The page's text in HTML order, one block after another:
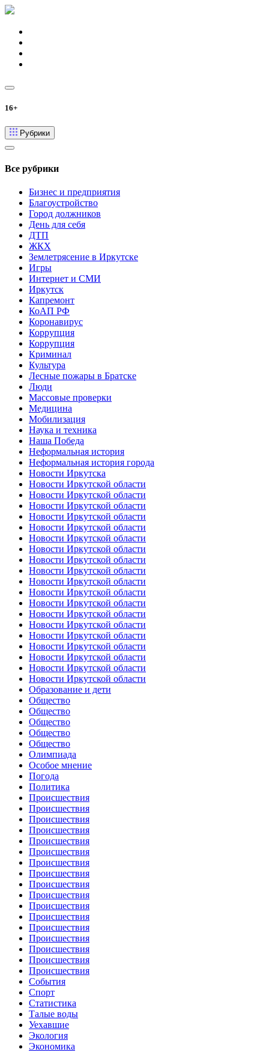
16+
Рубрики
Все рубрики
Бизнес и предприятия
Благоустройство
Город должников
День для себя
ДТП
ЖКХ
Землетрясение в Иркутске
Игры
Интернет и СМИ
Иркутск
Капремонт
КоАП РФ
Коронавирус
Коррупция
Коррупция
Криминал
Культура
Лесные пожары в Братске
Люди
Массовые проверки
Медицина
Мобилизация
Наука и техника
Наша Победа
Неформальная история
Неформальная история города
Новости Иркутска
Новости Иркутской области
Новости Иркутской области
Новости Иркутской области
Новости Иркутской области
Новости Иркутской области
Новости Иркутской области
Новости Иркутской области
Новости Иркутской области
Новости Иркутской области
Новости Иркутской области
Новости Иркутской области
Новости Иркутской области
Новости Иркутской области
Новости Иркутской области
Новости Иркутской области
Новости Иркутской области
Новости Иркутской области
Новости Иркутской области
Новости Иркутской области
Образование и дети
Общество
Общество
Общество
Общество
Общество
Олимпиада
Особое мнение
Погода
Политика
Происшествия
Происшествия
Происшествия
Происшествия
Происшествия
Происшествия
Происшествия
Происшествия
Происшествия
Происшествия
Происшествия
Происшествия
Происшествия
Происшествия
Происшествия
Происшествия
Происшествия
События
Спорт
Статистика
Талые воды
Уехавшие
Экология
Экономика